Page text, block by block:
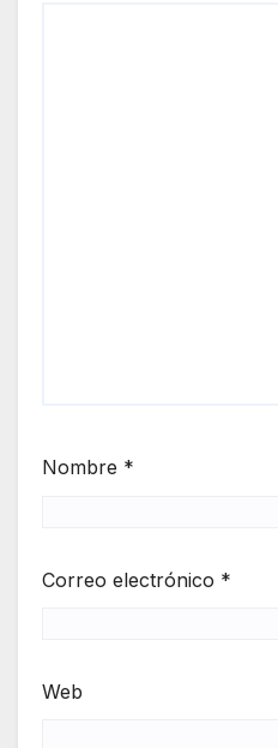
Nombre *
Correo electrónico *
Web